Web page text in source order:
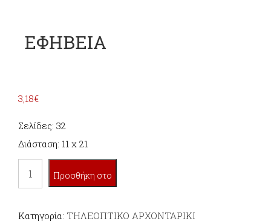
ΕΦΗΒΕΙΑ
3,18€
Σελίδες: 32
Διάσταση: 11 x 21
ΕΦΗΒΕΙΑ
ποσότητα
Προσθήκη στο
Κατηγορία: ΤΗΛΕΟΠΤΙΚΟ ΑΡΧΟΝΤΑΡΙΚΙ